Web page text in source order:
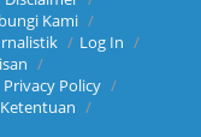
Kami
Log In
Privacy Policy